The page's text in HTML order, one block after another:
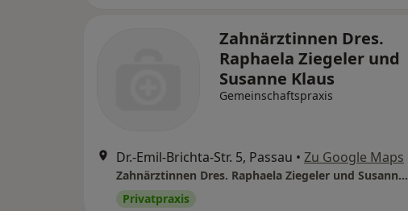
Zahnärztinnen Dres.
Raphaela Ziegeler und
Susanne Klaus
Gemeinschaftspraxis
Dr.-Emil-Brichta-Str. 5, Passau • Zu Google Maps
Zahnärztinnen Dres. Raphaela Ziegeler und Susanne Klaus
Privatpraxis